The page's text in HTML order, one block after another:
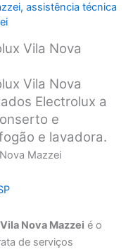
,assistência técnica
Vila Nova
Vila Nova
Electrolux a
e
e lavadora.
Mazzei
Nova Mazzei é o
de serviços